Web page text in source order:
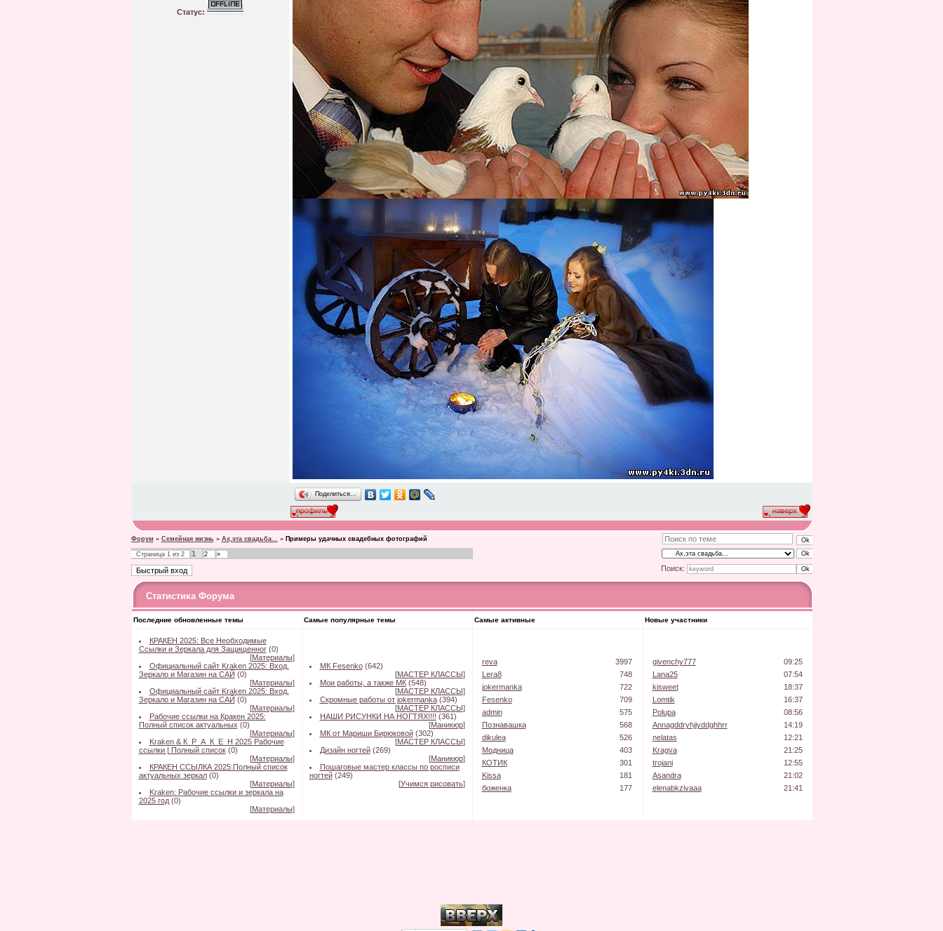
Статус:
Поделиться…
Форум » Семейная жизнь » Ах,эта свадьба... » Примеры удачных свадебных фотографий
Страница 1из 2 1 2 »
Поиск:
Статистика Форума
Последние обновленные темы Самые популярные темы Самые активные Новые участники
КРАКЕН 2025: Все Необходимые
Ссылки и Зеркала для Защищенног (0)
[Материалы]
Официальный сайт Kraken 2025: Вход,
Зеркало и Магазин на САЙ (0)
[Материалы]
Официальный сайт Kraken 2025: Вход,
Зеркало и Магазин на САЙ (0)
[Материалы]
Рабочие ссылки на Кракен 2025:
Полный список актуальных (0)
[Материалы]
Kraken & К_Р_А_К_Е_Н 2025 Рабочие
ссылки | Полный список (0)
[Материалы]
КРАКЕН ССЫЛКА 2025:Полный список
актуальных зеркал (0)
[Материалы]
Kraken: Рабочие ссылки и зеркала на
2025 год (0)
[Материалы]
МК Fesenko (642)
[МАСТЕР КЛАССЫ]
Мои работы, а также МК (548)
[МАСТЕР КЛАССЫ]
Скромные работы от jokermanka (394)
[МАСТЕР КЛАССЫ]
НАШИ РИСУНКИ НА НОГТЯХ!!!! (361)
[Маникюр]
МК от Мариши Бирюковой (302)
[МАСТЕР КЛАССЫ]
Дизайн ногтей (269)
[Маникюр]
Пошаговые мастер классы по росписи
ногтей (249)
[Учимся рисовать]
reva
3997
Lera8
748
jokermanka
722
Fesenko
709
admin
575
Познавашка
568
dikulea
526
Модница
403
КОТИК
301
Kissa
181
боженка
177
givenchy777
09:25
Lana25
07:54
kisweet
18:37
Lomtik
16:37
Polupa
08:56
Annagddryhjiyddghhrr
14:19
nelatas
12:21
Kragva
21:25
trojani
12:55
Asandra
21:02
elenabkzivaaa
21:41